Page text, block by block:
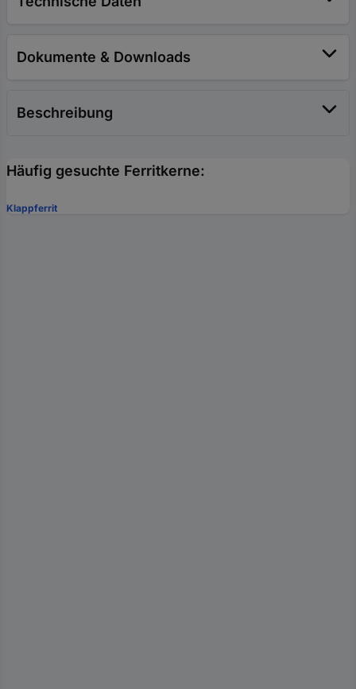
Dokumente & Downloads
Beschreibung
Häufig gesuchte Ferritkerne:
Klappferrit